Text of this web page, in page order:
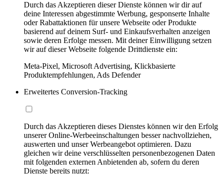
Durch das Akzeptieren dieser Dienste können wir dir auf
deine Interessen abgestimmte Werbung, gesponserte Inhalte
oder Rabattaktionen für unsere Webseite oder Produkte
basierend auf deinem Surf- und Einkaufsverhalten anzeigen
sowie deren Erfolge messen. Mit deiner Einwilligung setzen
wir auf dieser Webseite folgende Drittdienste ein:
Meta-Pixel, Microsoft Advertising, Klickbasierte
Produktempfehlungen, Ads Defender
Erweitertes Conversion-Tracking
Durch das Akzeptieren dieses Dienstes können wir den Erfolg
unserer Online-Werbeeinschaltungen besser nachvollziehen,
auswerten und unser Werbeangebot optimieren. Dazu
gleichen wir deine verschlüsselten personenbezogenen Daten
mit folgenden externen Anbietenden ab, sofern du deren
Dienste bereits nutzt: